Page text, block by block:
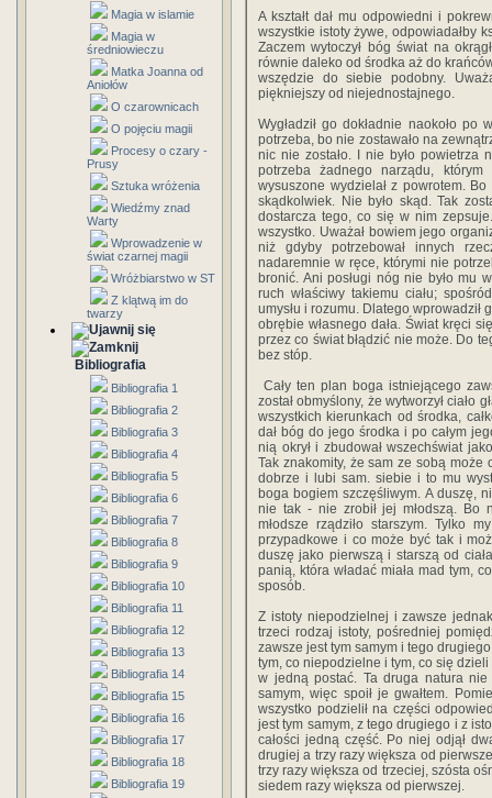
Magia w islamie
Magia w
średniowieczu
Matka Joanna od
Aniołów
O czarownicach
O pojęciu magii
Procesy o czary -
Prusy
Sztuka wróżenia
Wiedźmy znad
Warty
Wprowadzenie w
świat czarnej magii
Wróżbiarstwo w ST
Z klątwą im do
twarzy
Bibliografia
Bibliografia 1
Bibliografia 2
Bibliografia 3
Bibliografia 4
Bibliografia 5
Bibliografia 6
Bibliografia 7
Bibliografia 8
Bibliografia 9
Bibliografia 10
Bibliografia 11
Bibliografia 12
Bibliografia 13
Bibliografia 14
Bibliografia 15
Bibliografia 16
Bibliografia 17
Bibliografia 18
Bibliografia 19
A kształt dał mu odpowiedni i
wszystkie istoty żywe, odpowiadałby
Zaczem wytoczył bóg świat na
równie daleko od środka aż do
wszędzie do siebie podobny.
piękniejszy od niejednostajnego.
Wygładził go dokładnie naokoło
potrzeba, bo nie zostawało na
nic nie zostało. I nie było powietrza
potrzeba żadnego narządu,
wysuszone wydzielał z powrotem.
skądkolwiek. Nie było skąd. Tak
dostarcza tego, co się w nim
wszystko. Uważał bowiem jego
niż gdyby potrzebował innych
nadaremnie w ręce, którymi nie
bronić. Ani posługi nóg nie było mu
ruch właściwy takiemu ciału;
umysłu i rozumu. Dlatego wprowadził
obrębie własnego dała. Świat kręci
przez co świat błądzić nie może. Do
bez stóp.
Cały ten plan boga istniejącego
został obmyślony, że wytworzył ciało
wszystkich kierunkach od środka,
dał bóg do jego środka i po całym
nią okrył i zbudował wszechświat
Tak znakomity, że sam ze sobą
dobrze i lubi sam. siebie i to mu
boga bogiem szczęśliwym. A duszę,
nie tak - nie zrobił jej młodszą. Bo
młodsze rządziło starszym. Tylko
przypadkowe i co może być tak i
duszę jako pierwszą i starszą od
panią, która władać miała mad tym,
sposób.
Z istoty niepodzielnej i zawsze
trzeci rodzaj istoty, pośredniej
zawsze jest tym samym i tego
tym, co niepodzielne i tym, co się dzieli
w jedną postać. Ta druga natura
samym, więc spoił je gwałtem.
wszystko podzielił na części
jest tym samym, z tego drugiego i z
całości jedną część. Po niej odjął
drugiej a trzy razy większa od
trzy razy większa od trzeciej, szósta
siedem razy większa od pierwszej.